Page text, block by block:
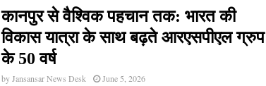
कानपुर से वैश्विक पहचान तक: भारत की
विकास यात्रा के साथ बढ़ते आरएसपीएल ग्रुप
के 50 वर्ष
byJansansar News Desk June 5, 2026